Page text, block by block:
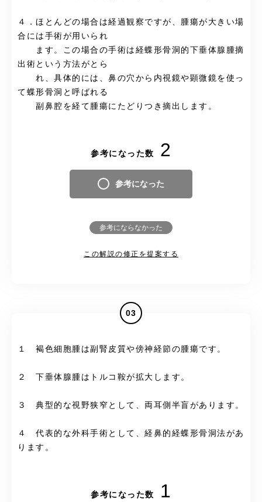
４．ほとんどの場合は経過観察ですが、腫瘍が大きい場
合には手術が用いられ
ます。この場合の手術は経蝶形骨洞的下垂体腺腫摘
出術という方法がとら
れ、具体的には、鼻の穴から内視鏡や顕微鏡を使っ
て蝶形骨洞と呼ばれる
副鼻腔を経て腫瘍にたどりつき摘出します。
参考になった数 2
参考になった
参考にならなかった
この解説の修正を提案する
03
１ 褐色細胞腫は副腎皮質や傍神経節の腫瘍です。
２ 下垂体腺腫はトルコ鞍が拡大します。
３ 典型的な視野狭窄として、両耳側半盲があります。
４ 代表的な外科手術として、経鼻的経蝶形骨洞法があ
ります。
参考になった数 1